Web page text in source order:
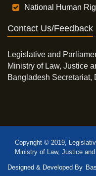
National Human
Contact Us/Feedback
Legislative and
Ministry of Law, Justice
Bangladesh Secretariat,
Copyright © 2019,
Ministry of Law, Justice
Designed & Developed By